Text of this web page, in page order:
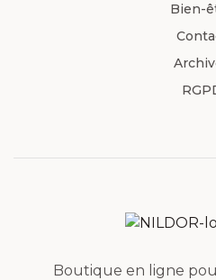
Bien-
Boutique en ligne